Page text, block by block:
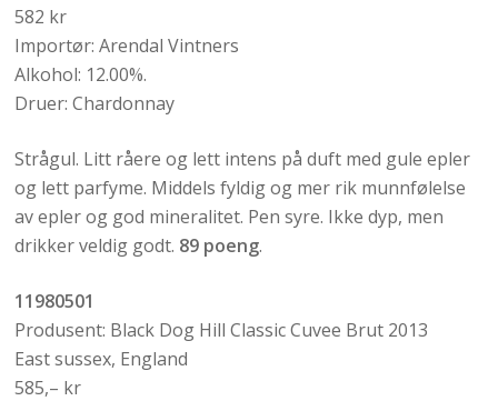
582 kr
Importør: Arendal Vintners
Alkohol: 12.00%.
Druer: Chardonnay
Strågul. Litt råere og lett intens på duft med gule epler
og lett parfyme. Middels fyldig og mer rik munnfølelse
av epler og god mineralitet. Pen syre. Ikke dyp, men
drikker veldig godt. 89 poeng.
11980501
Produsent: Black Dog Hill Classic Cuvee Brut 2013
East sussex, England
585,– kr